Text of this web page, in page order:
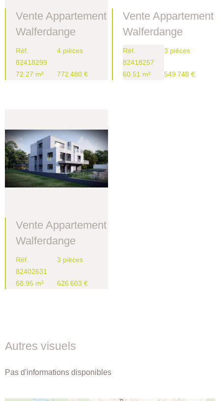
Vente Appartement
Walferdange
Réf.
82418299
4 pièces
72.27 m² 772 480 €
Vente Appartement
Walferdange
Réf.
82418257
3 pièces
60.51 m² 549 748 €
Vente Appartement
Walferdange
Réf.
82402631
3 pièces
68.95 m² 626 603 €
Autres visuels
Pas d'informations disponibles